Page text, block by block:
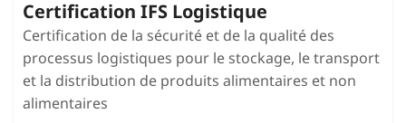
Certification IFS Logistique
Certification de la sécurité et de la qualité des
processus logistiques pour le stockage, le transport
et la distribution de produits alimentaires et non
alimentaires